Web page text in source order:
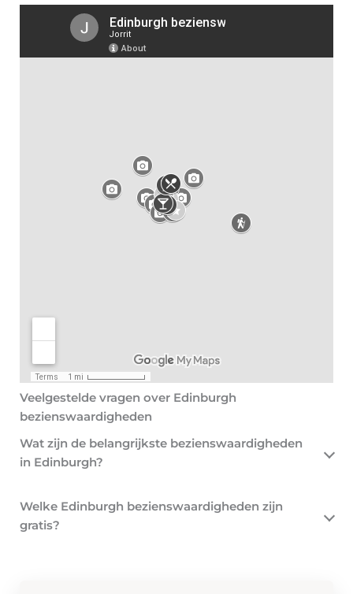
Veelgestelde vragen over Edinburgh
bezienswaardigheden
Wat zijn de belangrijkste bezienswaardigheden
in Edinburgh?
Welke Edinburgh bezienswaardigheden zijn
gratis?